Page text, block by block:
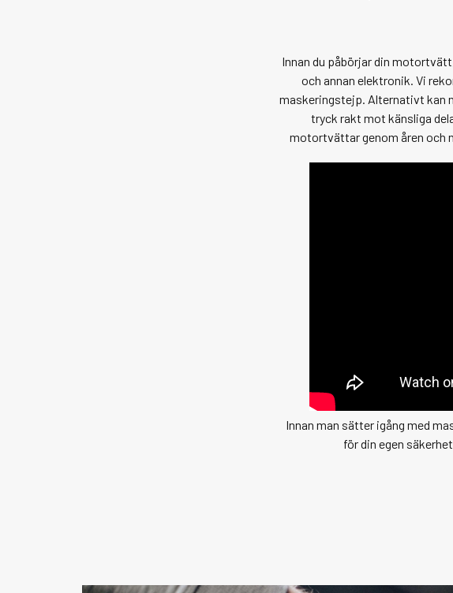
Innan du påbörjar din motortvätt
och annan elektronik. Vi
maskeringstejp. Alternativt kan
tryck rakt mot känsliga
motortvättargenom åren och
Innan man sätter igång med
för din egen